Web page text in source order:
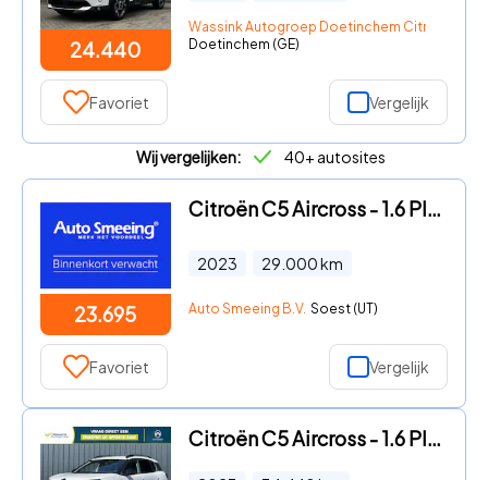
24.440
Wassink Autogroep Doetinchem Citroën/Fiat
Doetinchem (GE)
Favoriet Vergelijk
Wij vergelijken: 40+ autosites
23.695
Citroën C5 Aircross - 1.6 Plug-in Hybrid 225 Shine | Stoelverwarming | Navigatie |
2023 29.000km
Auto Smeeing B.V. Soest (UT)
Favoriet Vergelijk
Citroën C5 Aircross - 1.6 Plug-in Hybrid 225 Feel Navigatie | Camera | Dode Hoek D